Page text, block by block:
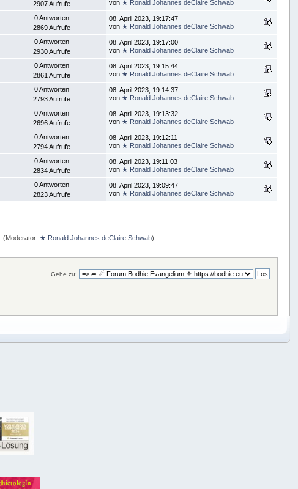
2907 Aufrufe
von ★ Ronald Johannes deClaire Schwab
0 Antworten
2869 Aufrufe
08. April 2023, 19:17:47
von ★ Ronald Johannes deClaire Schwab
0 Antworten
2930 Aufrufe
08. April 2023, 19:17:00
von ★ Ronald Johannes deClaire Schwab
0 Antworten
2861 Aufrufe
08. April 2023, 19:15:44
von ★ Ronald Johannes deClaire Schwab
0 Antworten
2793 Aufrufe
08. April 2023, 19:14:37
von ★ Ronald Johannes deClaire Schwab
0 Antworten
2696 Aufrufe
08. April 2023, 19:13:32
von ★ Ronald Johannes deClaire Schwab
0 Antworten
2794 Aufrufe
08. April 2023, 19:12:11
von ★ Ronald Johannes deClaire Schwab
0 Antworten
2834 Aufrufe
08. April 2023, 19:11:03
von ★ Ronald Johannes deClaire Schwab
0 Antworten
2823 Aufrufe
08. April 2023, 19:09:47
von ★ Ronald Johannes deClaire Schwab
(Moderator: ★ Ronald Johannes deClaire Schwab)
Gehe zu: